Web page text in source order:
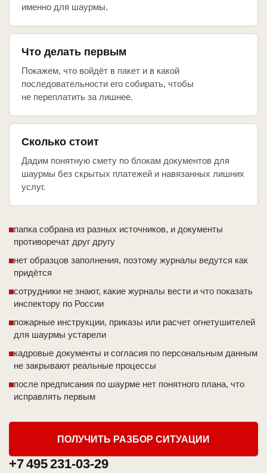
именно для шаурмы.
Что делать первым
Покажем, что войдёт в пакет и в какой
последовательности его собирать, чтобы
не переплатить за лишнее.
Сколько стоит
Дадим понятную смету по блокам документов для
шаурмы без скрытых платежей и навязанных лишних
услуг.
папка собрана из разных источников, и документы
противоречат друг другу
нет образцов заполнения, поэтому журналы ведутся как
придётся
сотрудники не знают, какие журналы вести и что показать
инспектору по России
пожарные инструкции, приказы или расчет огнетушителей
для шаурмы устарели
кадровые документы и согласия по персональным данным
не закрывают реальные процессы
после предписания по шаурме нет понятного плана, что
исправлять первым
ПОЛУЧИТЬ РАЗБОР СИТУАЦИИ
+7 495 231-03-29